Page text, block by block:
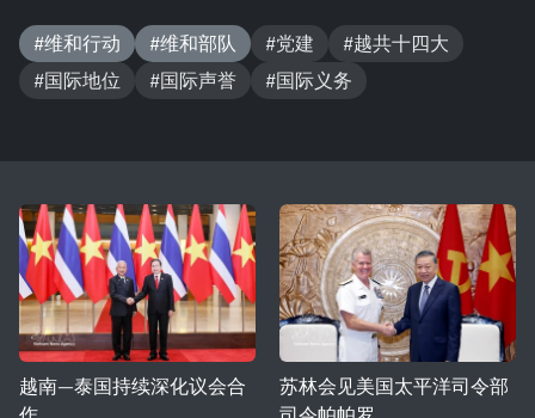
#维和行动 #维和部队 #党建
#越共十四大
#国际地位
#国际声誉 #国际义务
越南—泰国持续深化议会合
苏林会见美国太平洋司令部